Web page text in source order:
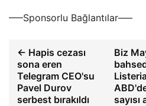
—–Sponsorlu Bağlantılar—–
← Hapis cezası
sona eren
Telegram CEO'su
Pavel Durov
serbest bırakıldı
Biz
sayısı